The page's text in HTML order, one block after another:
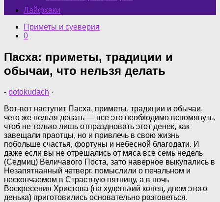
Лайфхаки
Приметы и суеверия
0
Пасха: приметы, традиции и
обычаи, что нельзя делать
- potokudach ·
Вот-вот наступит Пасха, приметы, традиции и обычаи,
чего же нельзя делать — все это необходимо вспомянуть,
чтоб не только лишь отпраздновать этот денек, как
завещали праотцы, но и привлечь в свою жизнь
побольше счастья, фортуны и небесной благодати. И
даже если вы не отрешались от мяса все семь недель
(Седмиц) Величавого Поста, зато наверное выкупались в
Незапятнанный четверг, помыслили о печальном и
нескончаемом в Страстную пятницу, а в ночь
Воскресения Христова (на худенький конец, днем этого
денька) приготовились основательно разговеться.